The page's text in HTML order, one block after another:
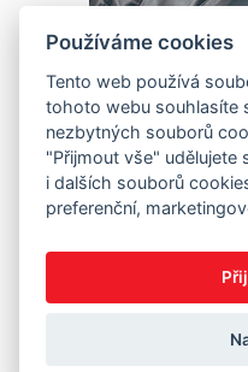
Používáme cookies
Tento web používá
tohoto webu souhlasíte
nezbytných souborů
"Přijmout vše" udělujete
i dalších souborů
preferenční,